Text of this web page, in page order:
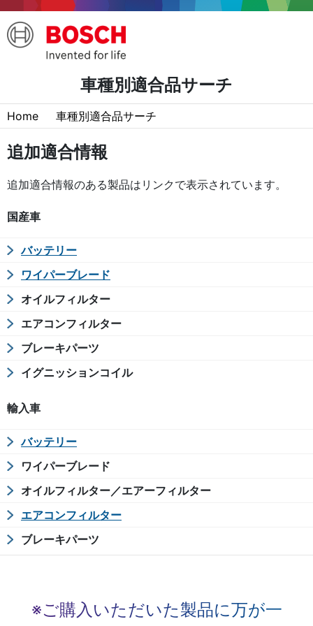
車種別適合品サーチ
Home 車種別適合品サーチ
追加適合情報
追加適合情報のある製品はリンクで表示されています。
国産車
バッテリー
ワイパーブレード
オイルフィルター
エアコンフィルター
ブレーキパーツ
イグニッションコイル
輸入車
バッテリー
ワイパーブレード
オイルフィルター／エアーフィルター
エアコンフィルター
ブレーキパーツ
※ご購入いただいた製品に万が一